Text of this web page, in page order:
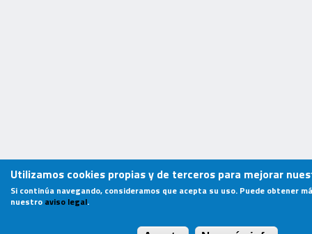
Utilizamos cookies propias y de terceros para mejorar
Si continúa navegando, consideramos que acepta su uso. Puede obtener
nuestro aviso legal.